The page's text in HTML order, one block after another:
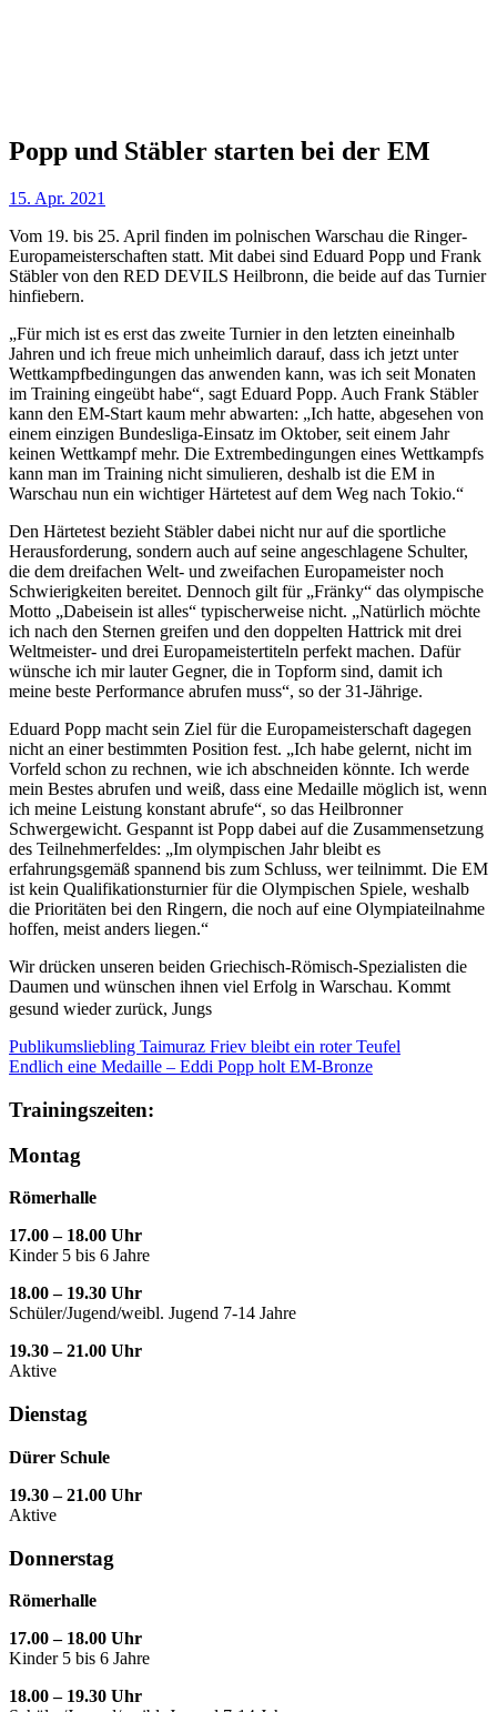
Popp und Stäbler starten bei der EM
15. Apr. 2021
Vom 19. bis 25. April finden im polnischen Warschau die Ringer-
Europameisterschaften statt. Mit dabei sind Eduard Popp und Frank
Stäbler von den RED DEVILS Heilbronn, die beide auf das Turnier
hinfiebern.
„Für mich ist es erst das zweite Turnier in den letzten eineinhalb
Jahren und ich freue mich unheimlich darauf, dass ich jetzt unter
Wettkampfbedingungen das anwenden kann, was ich seit Monaten
im Training eingeübt habe“, sagt Eduard Popp. Auch Frank Stäbler
kann den EM-Start kaum mehr abwarten: „Ich hatte, abgesehen von
einem einzigen Bundesliga-Einsatz im Oktober, seit einem Jahr
keinen Wettkampf mehr. Die Extrembedingungen eines Wettkampfs
kann man im Training nicht simulieren, deshalb ist die EM in
Warschau nun ein wichtiger Härtetest auf dem Weg nach Tokio.“
Den Härtetest bezieht Stäbler dabei nicht nur auf die sportliche
Herausforderung, sondern auch auf seine angeschlagene Schulter,
die dem dreifachen Welt- und zweifachen Europameister noch
Schwierigkeiten bereitet. Dennoch gilt für „Fränky“ das olympische
Motto „Dabeisein ist alles“ typischerweise nicht. „Natürlich möchte
ich nach den Sternen greifen und den doppelten Hattrick mit drei
Weltmeister- und drei Europameistertiteln perfekt machen. Dafür
wünsche ich mir lauter Gegner, die in Topform sind, damit ich
meine beste Performance abrufen muss“, so der 31-Jährige.
Eduard Popp macht sein Ziel für die Europameisterschaft dagegen
nicht an einer bestimmten Position fest. „Ich habe gelernt, nicht im
Vorfeld schon zu rechnen, wie ich abschneiden könnte. Ich werde
mein Bestes abrufen und weiß, dass eine Medaille möglich ist, wenn
ich meine Leistung konstant abrufe“, so das Heilbronner
Schwergewicht. Gespannt ist Popp dabei auf die Zusammensetzung
des Teilnehmerfeldes: „Im olympischen Jahr bleibt es
erfahrungsgemäß spannend bis zum Schluss, wer teilnimmt. Die EM
ist kein Qualifikationsturnier für die Olympischen Spiele, weshalb
die Prioritäten bei den Ringern, die noch auf eine Olympiateilnahme
hoffen, meist anders liegen.“
Wir drücken unseren beiden Griechisch-Römisch-Spezialisten die
Daumen und wünschen ihnen viel Erfolg in Warschau. Kommt
gesund wieder zurück, Jungs
Publikumsliebling Taimuraz Friev bleibt ein roter Teufel
Endlich eine Medaille – Eddi Popp holt EM-Bronze
Trainingszeiten:
Montag
Römerhalle
17.00 – 18.00 Uhr
Kinder 5 bis 6 Jahre
18.00 – 19.30 Uhr
Schüler/Jugend/weibl. Jugend 7-14 Jahre
19.30 – 21.00 Uhr
Aktive
Dienstag
Dürer Schule
19.30 – 21.00 Uhr
Aktive
Donnerstag
Römerhalle
17.00 – 18.00 Uhr
Kinder 5 bis 6 Jahre
18.00 – 19.30 Uhr